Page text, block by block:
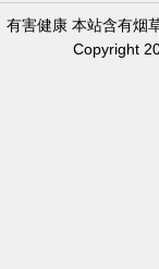
有害健康 本站含有烟
Copyright